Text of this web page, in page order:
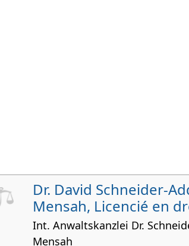
Dr. David Schneider-
Mensah, Licencié en
Int. Anwaltskanzlei Dr.
Mensah